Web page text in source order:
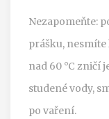
Nezapomeňte:
prášku,
nad 60 °C zničí
studené vody,
po vaření.